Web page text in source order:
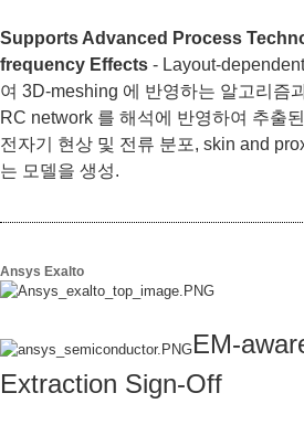
Supports Advanced Process
frequency Effects - Layout-
여 3D-meshing 에 반영하는 알고리즘
RC network 를 해석에 반영하여 추출
전자기 현상 및 전류 분포, skin and
는 모델을 생성.
Ansys Exalto
EM-
Extraction Sign-Off